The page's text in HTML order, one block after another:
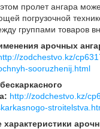
пролет ангара
погрузочной
группами товаров
арочных
zodchestvo.kz/
sooruzhenij.html
http://zodchestvo.kz/
х арактеристики